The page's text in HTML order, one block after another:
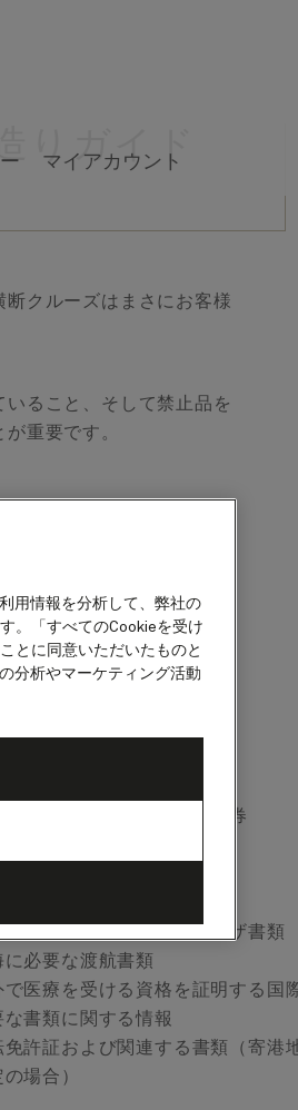
マイアカウント
りガイド
クルーズはまさにお客様
ること、そして禁止品を
重要です。
需品
造りを始める時には、
いでしょう。
ープ全員分の印刷した乗船券
時に提示する必要があるビザ書類
に必要な渡航書類
で医療を受ける資格を証明する国
な書類に関する情報
免許証および関連する書類（寄港
場合）
用情報を分析して、弊社の
。「すべてのCookieを受け
とに同意いただいたものと
分析やマーケティング活動